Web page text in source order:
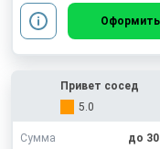
Оформить
Привет сосед
5.0
Сумма
до